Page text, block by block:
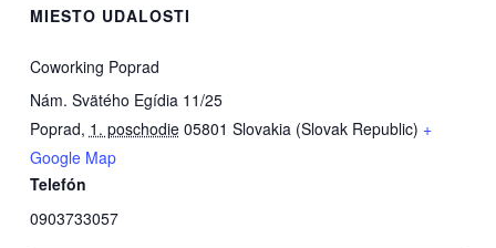
MIESTO UDALOSTI
Coworking Poprad
Nám. Svätého Egídia 11/25
Poprad, 1. poschodie 05801 Slovakia (Slovak Republic) +
Google Map
Telefón
0903733057